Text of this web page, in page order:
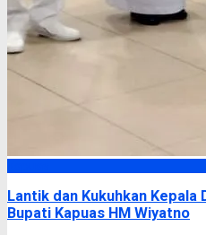
Lantik dan Kukuhkan Kepala
Bupati Kapuas HM Wiyatno